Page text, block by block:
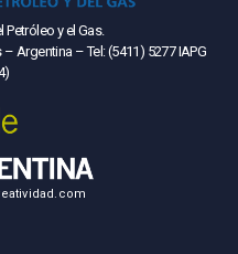
y el Gas.
Argentina – Tel: (5411) 5277 IAPG